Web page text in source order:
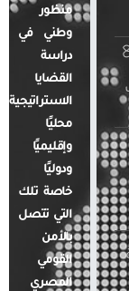
منظور
وطني في
دراسة
القضايا
الاستراتيجية
محليًا
وإقليميًا
ودوليًا
خاصة تلك
التي تتصل
بالأمن
القومي
المصري